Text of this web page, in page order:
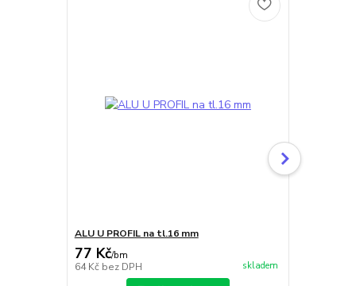
ALU U PROFIL na tl.16 mm
77 Kč/bm
64 Kč bez DPH skladem